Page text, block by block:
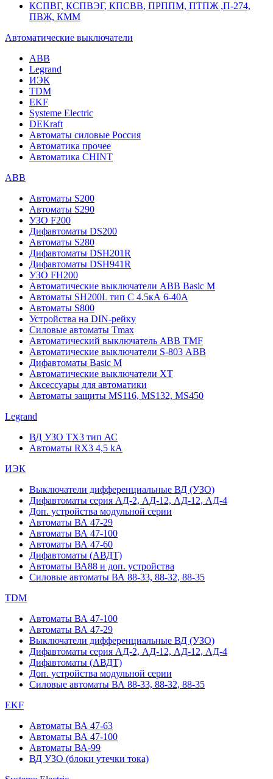
КСПВГ, КСПВЭГ, КПСВВ, ПРППМ, ПТПЖ ,П-274,
ПВЖ, КММ
Автоматические выключатели
ABB
Legrand
ИЭК
TDM
EKF
Systeme Electric
DEKraft
Автоматы силовые Россия
Автоматика прочее
Автоматика CHINT
ABB
Автоматы S200
Автоматы S290
УЗО F200
Дифавтоматы DS200
Автоматы S280
Дифавтоматы DSH201R
Дифавтоматы DSH941R
УЗО FH200
Автоматические выключатели ABB Basic M
Автоматы SH200L тип С 4.5кА 6-40А
Автоматы S800
Устройства на DIN-рейку
Силовые автоматы Tmax
Автоматический выключатель ABB TMF
Автоматические выключатели S-803 АВВ
Дифавтоматы Basic M
Автоматические выключатели XT
Аксессуары для автоматики
Автоматы защиты MS116, MS132, MS450
Legrand
ВД УЗО TX3 тип АС
Автоматы RX3 4,5 kA
ИЭК
Выключатели дифференциальные ВД (УЗО)
Дифавтоматы серия АД-2, АД-12, АД-12, АД-4
Доп. устройства модульной серии
Автоматы ВА 47-29
Автоматы ВА 47-100
Автоматы ВА 47-60
Дифавтоматы (АВДТ)
Автоматы ВА88 и доп. устройства
Силовые автоматы ВА 88-33, 88-32, 88-35
TDM
Автоматы ВА 47-100
Автоматы ВА 47-29
Выключатели дифференциальные ВД (УЗО)
Дифавтоматы серия АД-2, АД-12, АД-12, АД-4
Дифавтоматы (АВДТ)
Доп. устройства модульной серии
Силовые автоматы ВА 88-33, 88-32, 88-35
EKF
Автоматы ВА 47-63
Автоматы ВА 47-100
Автоматы ВА-99
ВД УЗО (блоки утечки тока)